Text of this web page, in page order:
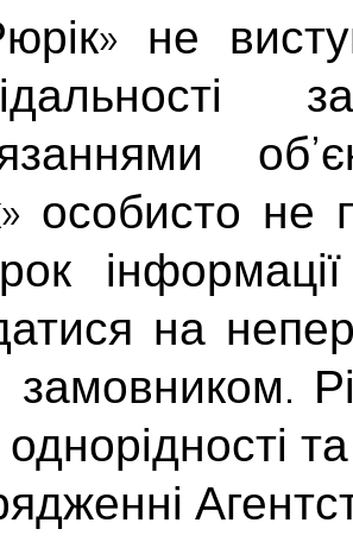
не
особисто не
на
замовником.
однорідності